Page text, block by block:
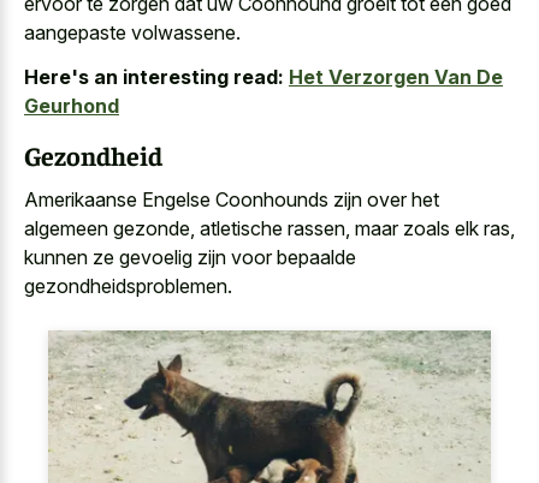
aangepaste volwassene.
Here's an interesting read: Het Verzorgen Van De
Geurhond
Gezondheid
Amerikaanse Engelse Coonhounds zijn over het
algemeen gezonde, atletische rassen, maar zoals elk ras,
kunnen ze gevoelig zijn voor bepaalde
gezondheidsproblemen.